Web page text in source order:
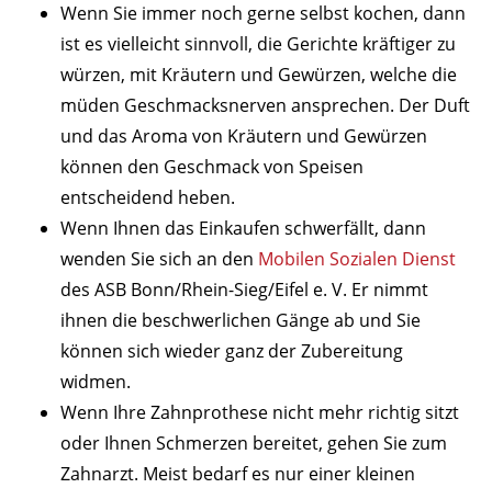
Wenn Sie immer noch gerne selbst kochen, dann
ist es vielleicht sinnvoll, die Gerichte kräftiger zu
würzen, mit Kräutern und Gewürzen, welche die
müden Geschmacksnerven ansprechen. Der Duft
und das Aroma von Kräutern und Gewürzen
können den Geschmack von Speisen
entscheidend heben.
Wenn Ihnen das Einkaufen schwerfällt, dann
wenden Sie sich an den Mobilen Sozialen Dienst
des ASB Bonn/Rhein-Sieg/Eifel e. V. Er nimmt
ihnen die beschwerlichen Gänge ab und Sie
können sich wieder ganz der Zubereitung
widmen.
Wenn Ihre Zahnprothese nicht mehr richtig sitzt
oder Ihnen Schmerzen bereitet, gehen Sie zum
Zahnarzt. Meist bedarf es nur einer kleinen